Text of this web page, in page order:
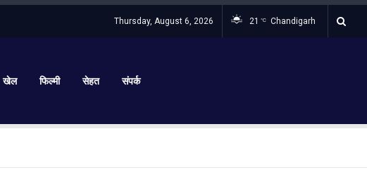
Thursday, August 6, 2026 21 °C Chandigarh
खेल फिल्मी सेहत संपर्क